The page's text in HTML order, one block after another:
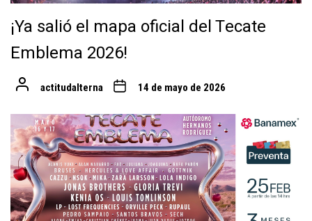
¡Ya salió el mapa oficial del Tecate
Emblema 2026!
actitudalterna 14 de mayo de 2026